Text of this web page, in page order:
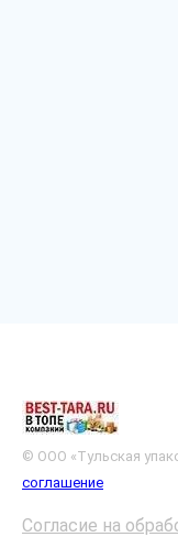
© ООО «Тульская
соглашение
Согласие на